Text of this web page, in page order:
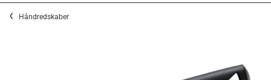
Håndredskaber